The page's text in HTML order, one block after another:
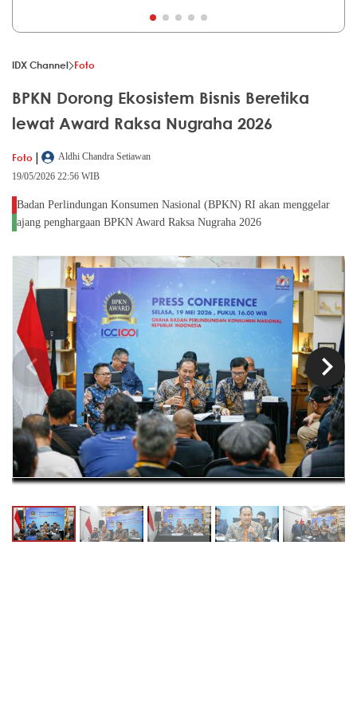
IDX Channel Foto
BPKN Dorong Ekosistem Bisnis Beretika
lewat Award Raksa Nugraha 2026
Foto |
Aldhi Chandra Setiawan
19/05/2026 22:56 WIB
Badan Perlindungan Konsumen Nasional (BPKN) RI akan menggelar
ajang penghargaan BPKN Award Raksa Nugraha 2026
chevron_right
chevron_left